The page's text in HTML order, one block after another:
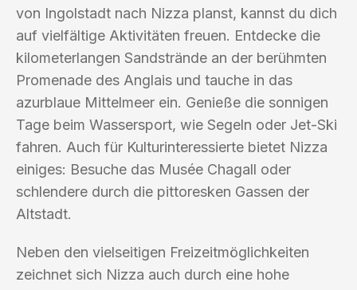
von Ingolstadt nach Nizza planst, kannst du dich
auf vielfältige Aktivitäten freuen. Entdecke die
kilometerlangen Sandstrände an der berühmten
Promenade des Anglais und tauche in das
azurblaue Mittelmeer ein. Genieße die sonnigen
Tage beim Wassersport, wie Segeln oder Jet-Ski
fahren. Auch für Kulturinteressierte bietet Nizza
einiges: Besuche das Musée Chagall oder
schlendere durch die pittoresken Gassen der
Altstadt.
Neben den vielseitigen Freizeitmöglichkeiten
zeichnet sich Nizza auch durch eine hohe